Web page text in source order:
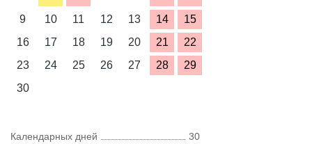
9
10 11 12 13 14
15
16
17 18 19 20 21
22
23
24 25 26 27 28
29
30
Календарных дней
30